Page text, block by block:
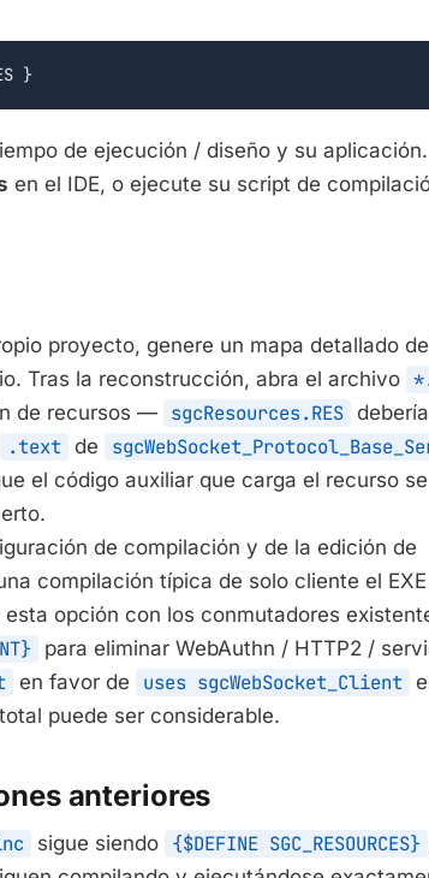
}
de ejecución / diseño y su aplicación.
en el IDE, o ejecute su script de
proyecto, genere un mapa detallado
Tras la reconstrucción, abra el archivo
de recursos — sgcResources.RES
.text de
el código auxiliar que carga el recurso se
de compilación y de la edición de
compilación típica de solo cliente el
opción con los conmutadores
para eliminar WebAuthn / HTTP2 /
en favor de uses sgcWebSocket_Client
puede ser considerable.
anteriores
sigue siendo {$DEFINE SGC_RESOURCES}